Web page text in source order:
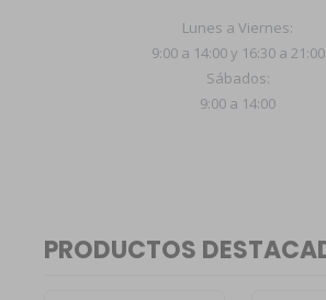
Lunes a Viernes:
9:00 a 14:00 y 16:30 a 21:00
Sábados:
9:00 a 14:00